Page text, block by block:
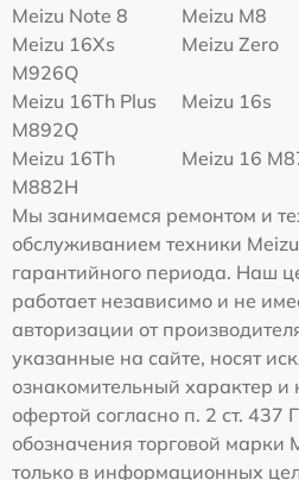
Meizu Note 8
Meizu M8
Meizu 16Xs
M926Q
Meizu Zero
Meizu 16Th Plus
M892Q
Meizu 16s
Meizu 16Th
M882H
Meizu 16
Мы занимаемся ремонтом и
обслуживанием техники
гарантийного периода. Наш
работает независимо и не
авторизации от
указанные на сайте, носят
ознакомительный характер и
офертой согласно п. 2 ст.
обозначения торговой марки
только в информационных